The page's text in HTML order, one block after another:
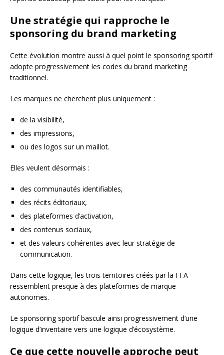
Une stratégie qui rapproche le
sponsoring du brand marketing
Cette évolution montre aussi à quel point le sponsoring sportif
adopte progressivement les codes du brand marketing
traditionnel.
Les marques ne cherchent plus uniquement :
de la visibilité,
des impressions,
ou des logos sur un maillot.
Elles veulent désormais :
des communautés identifiables,
des récits éditoriaux,
des plateformes d’activation,
des contenus sociaux,
et des valeurs cohérentes avec leur stratégie de
communication.
Dans cette logique, les trois territoires créés par la FFA
ressemblent presque à des plateformes de marque
autonomes.
Le sponsoring sportif bascule ainsi progressivement d’une
logique d’inventaire vers une logique d’écosystème.
Ce que cette nouvelle approche peut